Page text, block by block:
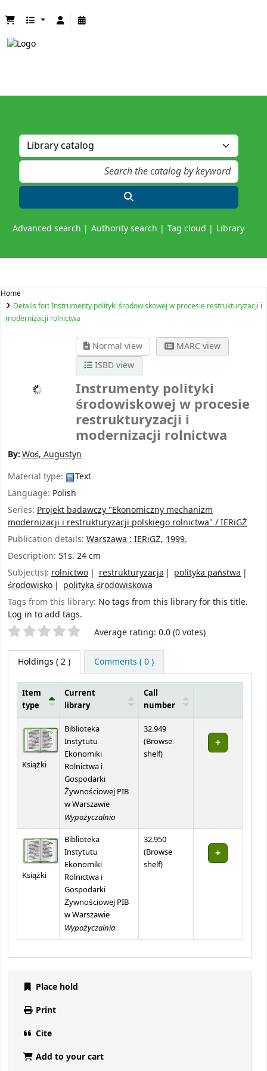
Advanced search Authority search Tag cloud Library
Home
Details for:Instrumenty polityki środowiskowej w procesie restrukturyzacji i
modernizacji rolnictwa
Normal view
MARC view
ISBD view
Instrumenty polityki
środowiskowej w procesie
restrukturyzacji i
modernizacji rolnictwa
By:Woś, Augustyn
Material type:
Text
Language: Polish
Series: Projekt badawczy "Ekonomiczny mechanizm
modernizacji i restrukturyzacji polskiego rolnictwa" / IERiGŻ
Publication details: Warszawa :IERiGŻ,1999.
Description: 51s. 24 cm
Subject(s): rolnictwo restrukturyzacja
polityka państwa
środowisko
polityka środowiskowa
Tags from this library: No tags from this library for this title.
Log in to add tags.
Star ratings Average rating: 0.0 (0 votes)
Holdings ( 2 ) Comments ( 0 )
Item
type
Current
library
Call
number
Książki
Biblioteka
Instytutu
Ekonomiki
Rolnictwa i
Gospodarki
Żywnościowej PIB
w Warszawie
Wypożyczalnia
32.949
(Browse
shelf(Opens below)
)
Książki
Biblioteka
Instytutu
Ekonomiki
Rolnictwa i
Gospodarki
Żywnościowej PIB
w Warszawie
Wypożyczalnia
32.950
(Browse
shelf(Opens below)
)
Place hold
Print
Cite
Add to your cart